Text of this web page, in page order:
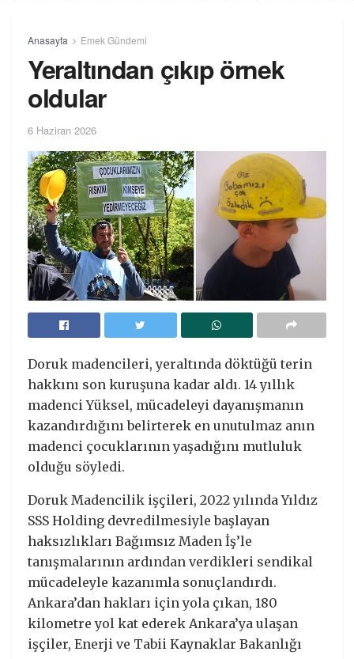
Anasayfa Emek Gündemi
Yeraltından çıkıp örnek
oldular
6 Haziran 2026
Doruk madencileri, yeraltında döktüğü terin
hakkını son kuruşuna kadar aldı. 14 yıllık
madenci Yüksel, mücadeleyi dayanışmanın
kazandırdığını belirterek en unutulmaz anın
madenci çocuklarının yaşadığını mutluluk
olduğu söyledi.
Doruk Madencilik işçileri, 2022 yılında Yıldız
SSS Holding devredilmesiyle başlayan
haksızlıkları Bağımsız Maden İş’le
tanışmalarının ardından verdikleri sendikal
mücadeleyle kazanımla sonuçlandırdı.
Ankara’dan hakları için yola çıkan, 180
kilometre yol kat ederek Ankara’ya ulaşan
işçiler, Enerji ve Tabii Kaynaklar Bakanlığı